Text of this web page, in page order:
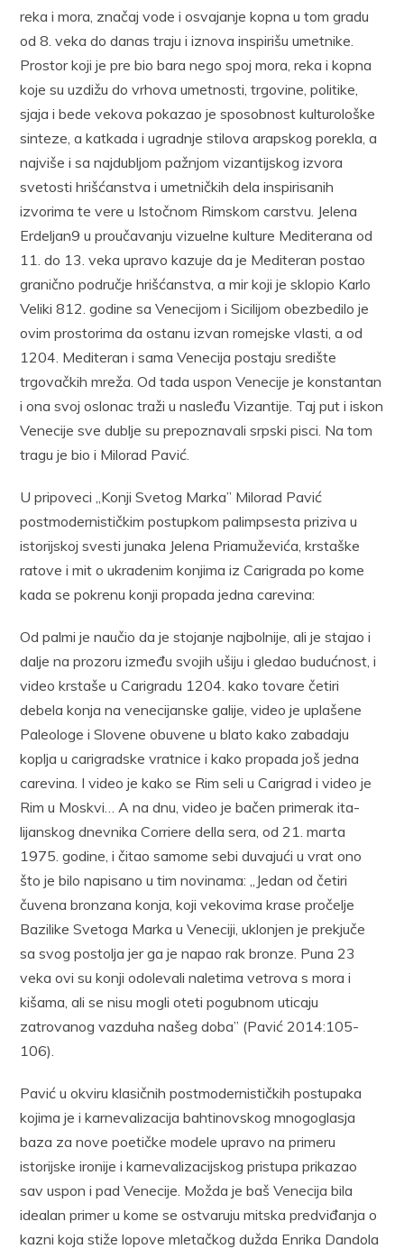
reka i mora, značaj vode i osvajanje kopna u tom gradu
od 8. veka do danas traju i iznova inspirišu umetnike.
Prostor koji je pre bio bara nego spoj mora, reka i kopna
koje su uzdižu do vrhova umetnosti, trgovine, politike,
sjaja i bede vekova pokazao je sposobnost kulturološke
sinteze, a katkada i ugradnje stilova arapskog porekla, a
najviše i sa najdubljom pažnjom vi­zantijskog izvora
svetosti hrišćanstva i umetničkih dela inspirisa­nih
izvorima te vere u Istočnom Rimskom carstvu. Jelena
Erdeljan9 u proučavanju vizuelne kulture Mediterana od
11. do 13. veka upravo ka­zuje da je Mediteran postao
granično područje hrišćanstva, a mir koji je sklopio Karlo
Veliki 812. godine sa Venecijom i Sicilijom obezbe­dilo je
ovim prostorima da ostanu izvan romejske vlasti, a od
1204. Me­diteran i sama Venecija postaju središte
trgovačkih mreža. Od tada us­pon Venecije je konstantan
i ona svoj oslonac traži u nasleđu Vizan­tije. Taj put i iskon
Venecije sve dublje su prepoznavali srpski pisci. Na tom
tragu je bio i Milorad Pavić.
U pripoveci „Konji Svetog Marka” Milorad Pavić
postmodernis­tičkim postupkom palimpsesta priziva u
istorijskoj svesti junaka Je­lena Priamuževića, krstaške
ratove i mit o ukradenim konjima iz Ca­rigrada po kome
kada se pokrenu konji propada jedna carevina:
Od palmi je naučio da je stojanje najbolnije, ali je stajao i
dalje na prozoru između svojih ušiju i gledao budućnost, i
video krstaše u Carigradu 1204. kako tovare četiri
debela konja na venecijanske galije, video je uplaše­ne
Paleologe i Slovene obuvene u blato kako zabadaju
koplja u carigradske vratnice i kako propada još jedna
carevina. I video je kako se Rim seli u Carigrad i video je
Rim u Moskvi… A na dnu, video je bačen primerak ita­
lijanskog dnevnika Corriere della sera, od 21. marta
1975. godine, i čitao sa­mome sebi duvajući u vrat ono
što je bilo napisano u tim novinama: „Je­dan od četiri
čuvena bronzana konja, koji vekovima krase pročelje
Bazili­ke Svetoga Marka u Veneciji, uklonjen je prekjuče
sa svog postolja jer ga je napao rak bronze. Puna 23
veka ovi su konji odolevali naletima vetrova s mora i
kišama, ali se nisu mogli oteti pogubnom uticaju
zatrovanog vaz­duha našeg doba” (Pavić 2014:105-
106).
Pavić u okviru klasičnih postmodernističkih postupaka
kojima je i karnevalizacija bahtinovskog mnogoglasja
baza za nove poetičke mode­le upravo na primeru
istorijske ironije i karnevalizacijskog pristupa prikazao
sav uspon i pad Venecije. Možda je baš Venecija bila
idealan primer u kome se ostvaruju mitska predviđanja o
kazni koja stiže lo­pove mletačkog dužda Enrika Dandola